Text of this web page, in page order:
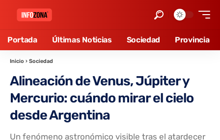
Portada Últimas Noticias Sociedad Provincia
Inicio › Sociedad
Alineación de Venus, Júpiter y
Mercurio: cuándo mirar el cielo
desde Argentina
Un fenómeno astronómico visible tras el atardecer